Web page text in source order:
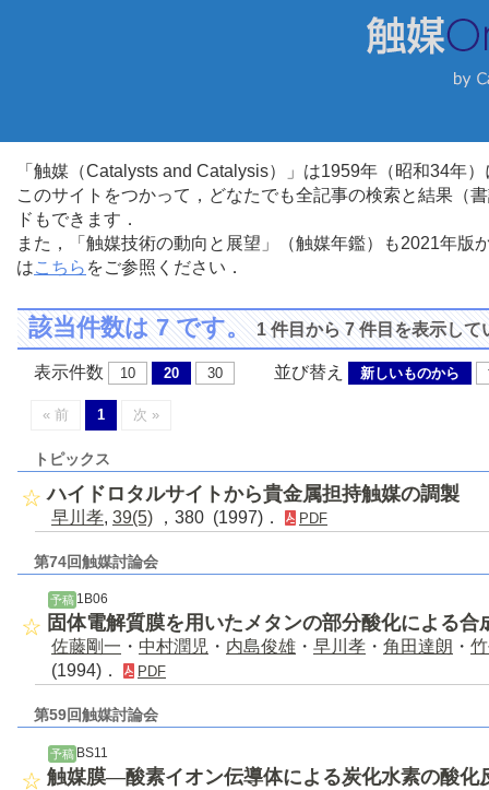
「触媒（Catalysts and Catalysis）」は1959年（昭和34年
このサイトをつかって，どなたでも全記事の検索と結果（
ドもできます．
また，「触媒技術の動向と展望」（触媒年鑑）も2021年
はこちら をご参照ください．
該当件数は 7 です。1 件目から 7 件目を表示して
表示件数 10 20 30 並び替え 新しいものから
« 前 1 次 »
トピックス
ハイドロタルサイトから貴金属担持触媒の調製
早川孝, 39(5) ，380 (1997)． PDF
第74回触媒討論会
予稿 1B06
固体電解質膜を用いたメタンの部分酸化による合
佐藤剛一 ・ 中村潤児 ・ 内島俊雄 ・ 早川孝 ・ 角田達朗 ・
(1994)．
PDF
第59回触媒討論会
予稿 BS11
触媒膜―酸素イオン伝導体による炭化水素の酸化